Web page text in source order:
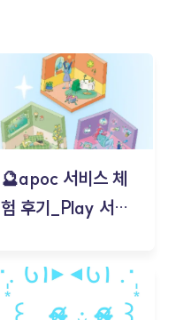
🔮apoc 서비스 체
험 후기_Play 서비
김태현